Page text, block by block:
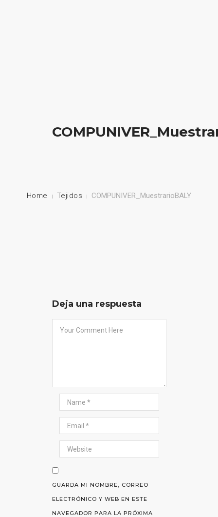
NUESTROS PRODUCTOS
Home Tejidos COMPUNIVER_MuestrarioBALY
Deja una respuesta
GUARDA MI NOMBRE, CORREO
ELECTRÓNICO Y WEB EN ESTE
NAVEGADOR PARA LA PRÓXIMA